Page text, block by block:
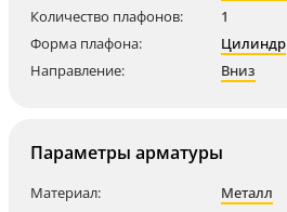
Количество плафонов:
1
Форма плафона:
Цилиндр
Направление:
Вниз
Параметры арматуры
Материал:
Металл